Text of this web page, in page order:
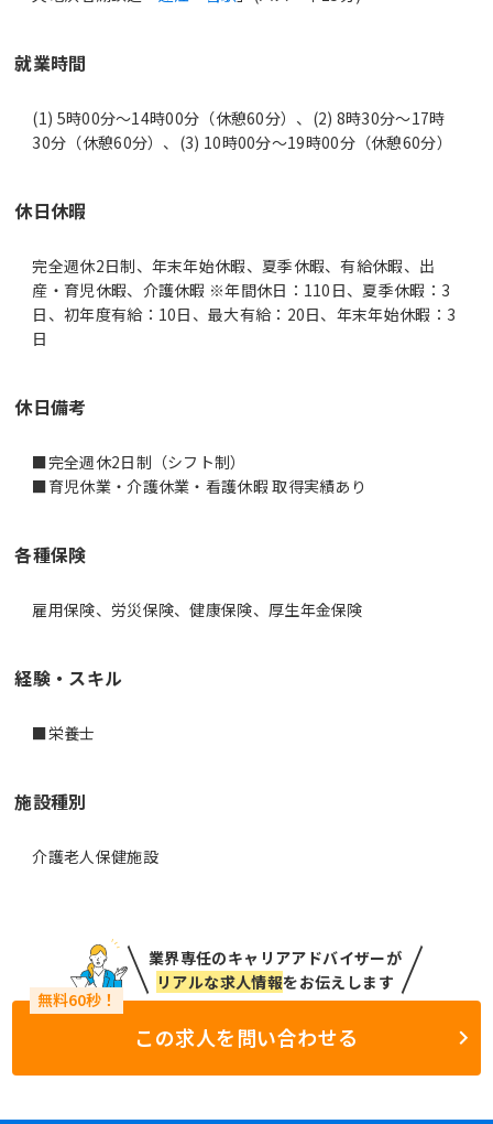
就業時間
(1) 5時00分〜14時00分（休憩60分）、(2) 8時30分〜17時
30分（休憩60分）、(3) 10時00分〜19時00分（休憩60分）
休日休暇
完全週休2日制、年末年始休暇、夏季休暇、有給休暇、出
産・育児休暇、介護休暇 ※年間休日：110日、夏季休暇：3
日、初年度有給：10日、最大有給：20日、年末年始休暇：3
日
休日備考
■完全週休2日制（シフト制）
■育児休業・介護休業・看護休暇 取得実績あり
各種保険
雇用保険、労災保険、健康保険、厚生年金保険
経験・スキル
■栄養士
施設種別
介護老人保健施設
業界専任のキャリアアドバイザーが
リアルな求人情報をお伝えします
この求人を問い合わせる